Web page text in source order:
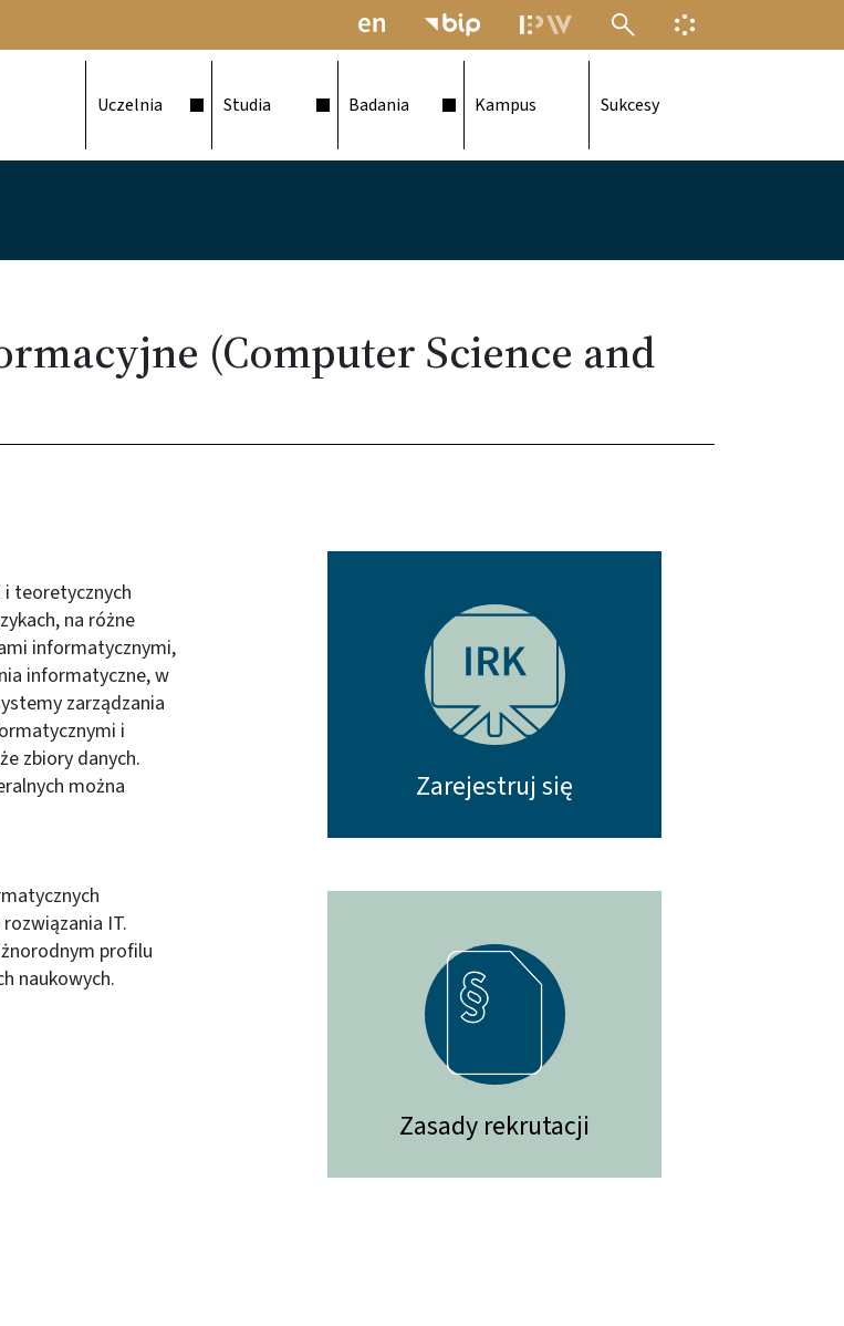
MENU ELEKTRONICZNEJINFORMACJA O
Uczelnia Studia Badania Kampus Sukcesy
(Computer Science and
teoretycznych
na różne
informatycznymi,
informatyczne, w
zarządzania
i
zbiory danych.
można
IT.
profilu
naukowych.
Zarejestruj się
Zasady rekrutacji